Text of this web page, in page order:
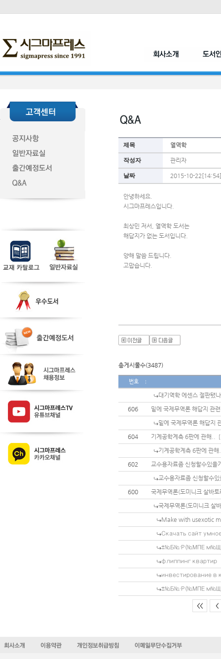
제목 열역학
작성자 관리자
날짜 2015-10-22[14:54]
안녕하세요.
시그마프레스입니다.
최상민 저서, 열역학 도서는
해답지가 없는 도서입니다.
양해 말씀 드립니다.
고맙습니다.
총게시물수(3487)
번호
대기역학 에센스 절판됐
606
밑에 국제무역론 해답지 관
밑에 국제무역론 해답지
604
기계공학계측 6판에 관해..
기계공학계측 6판에 관해
602
교수용자료좀 신청할수있을
교수용자료좀 신청할수
600
국제무역론(도미니크 살바
국제무역론(도미니크 살
Make with usexotic
Скачать сайт
±№Б№·Р(№МПЕ
флиппинг квартир
инвестирование
±№Б№·Р(№МПЕ
<< <